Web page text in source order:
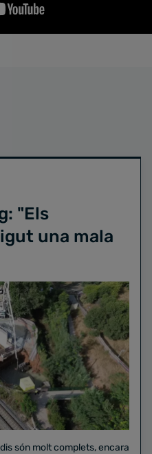
"Els
una mala
són molt complets, encara